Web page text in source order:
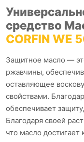
средство
CORFIN WE
Защитное масло —
ржавчины,
оставляющее
свойствами.
обеспечивает
Благодаря своей
что масло достигает